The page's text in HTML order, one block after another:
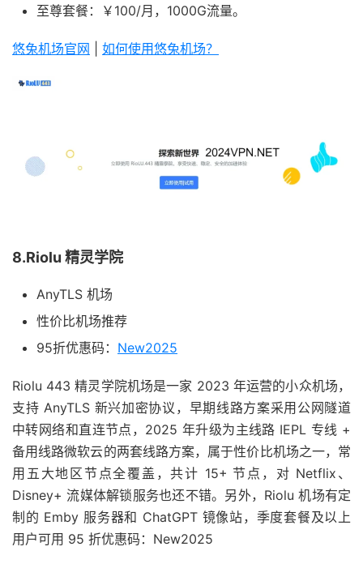
至尊套餐：￥100/月，1000G流量。
悠兔机场官网 如何使用悠兔机场？
8.Riolu 精灵学院
AnyTLS 机场
性价比机场推荐
95折优惠码： New2025
Riolu 443 精灵学院机场是一家 2023 年运营的小众机场，
支持 AnyTLS 新兴加密协议，早期线路方案采用公网隧道
中转网络和直连节点，2025 年升级为主线路 IEPL 专线 +
备用线路微软云的两套线路方案，属于性价比机场之一，常
用五大地区节点全覆盖，共计 15+ 节点，对 Netflix、
Disney+ 流媒体解锁服务也还不错。另外，Riolu 机场有定
制的 Emby 服务器和 ChatGPT 镜像站，季度套餐及以上
用户可用 95 折优惠码：New2025